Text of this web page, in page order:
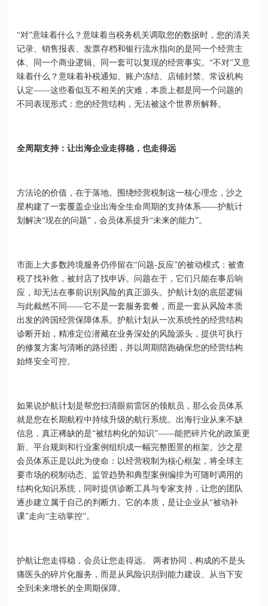
“对”意味着什么？意味着当税务机关调取您的数据时，您的清关
记录、销售报表、发票存档和银行流水指向的是同一个经营主
体、同一个商业逻辑、同一套可以复现的经营事实。“不对”又意
味着什么？意味着补税通知、账户冻结、店铺封禁、常设机构
认定——这些看似互不相关的灾难，本质上都是同一个问题的
不同表现形式：您的经营结构，无法被这个世界所解释。
全周期支持：让出海企业走得稳，也走得远
方法论的价值，在于落地。围绕经营税制这一核心理念，沙之
星构建了一套覆盖企业出海全生命周期的支持体系——护航计
划解决“现在的问题”，会员体系提升“未来的能力”。
市面上大多数跨境服务仍停留在“问题-反应”的被动模式：被查
税了找补救，被封店了找申诉。问题在于，它们只能在事后响
应，却无法在事前识别风险的真正源头。护航计划的底层逻辑
与此截然不同——它不是一套服务套餐，而是一套从风险本质
出发的跨国经营保障体系。护航计划从一次系统性的经营结构
诊断开始，精准定位潜藏在业务深处的风险源头，提供可执行
的修复方案与清晰的路径图，并以周期陪跑确保您的经营结构
始终安全可控。
如果说护航计划是帮您扫清眼前雷区的领航员，那么会员体系
就是您在长期航程中持续升级的航行系统。出海行业从来不缺
信息，真正稀缺的是“被结构化的知识”——能把碎片化的政策更
新、平台规则和行业案例组织成一幅完整图景的框架。沙之星
会员体系正是以此为使命：以经营税制为核心框架，将全球主
要市场的税制动态、监管趋势和典型案例编排为可随时调用的
结构化知识系统，同时提供诊断工具与专家支持，让您的团队
逐步建立属于自己的判断力。它的本质，是让企业从“被动补
课”走向“主动掌控”。
护航让您走得稳，会员让您走得远。 两者协同，构成的不是头
痛医头的碎片化服务，而是从风险识别到能力建设、从当下安
全到未来增长的全周期保障。